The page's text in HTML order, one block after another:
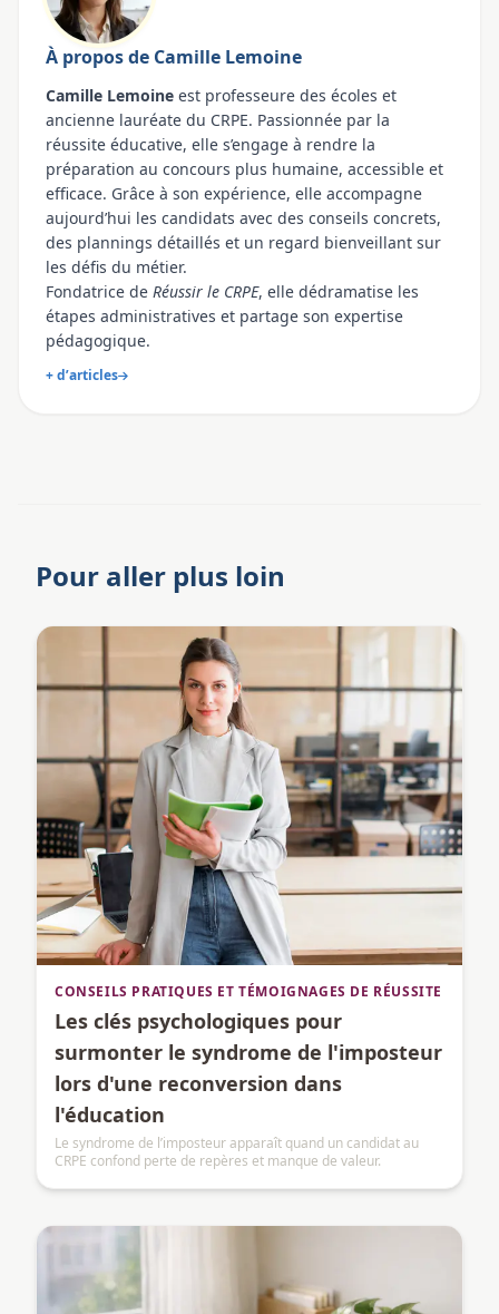
À propos de Camille Lemoine
Camille Lemoine est professeure des écoles et
ancienne lauréate du CRPE. Passionnée par la
réussite éducative, elle s’engage à rendre la
préparation au concours plus humaine, accessible et
efficace. Grâce à son expérience, elle accompagne
aujourd’hui les candidats avec des conseils concrets,
des plannings détaillés et un regard bienveillant sur
les défis du métier.
Fondatrice de Réussir le CRPE, elle dédramatise les
étapes administratives et partage son expertise
pédagogique.
+ d’articles
Pour aller plus loin
CONSEILS PRATIQUES ET TÉMOIGNAGES DE RÉUSSITE
Les clés psychologiques pour
surmonter le syndrome de l'imposteur
lors d'une reconversion dans
l'éducation
Le syndrome de l’imposteur apparaît quand un candidat au
CRPE confond perte de repères et manque de valeur.